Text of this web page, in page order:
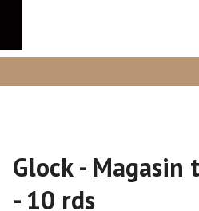
Glock - Magasin
- 10 rds